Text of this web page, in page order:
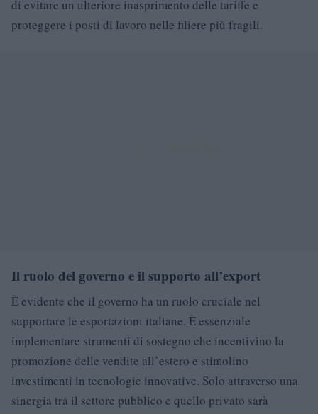
di evitare un ulteriore inasprimento delle tariffe e
proteggere i posti di lavoro nelle filiere più fragili.
Il ruolo del governo e il supporto all’export
È evidente che il governo ha un ruolo cruciale nel
supportare le esportazioni italiane. È essenziale
implementare strumenti di sostegno che incentivino la
promozione delle vendite all’estero e stimolino
investimenti in tecnologie innovative. Solo attraverso una
sinergia tra il settore pubblico e quello privato sarà